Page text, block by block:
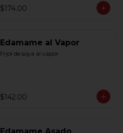
$174.00
Edamame al Vapor
Frjol de soya al vapor
$142.00